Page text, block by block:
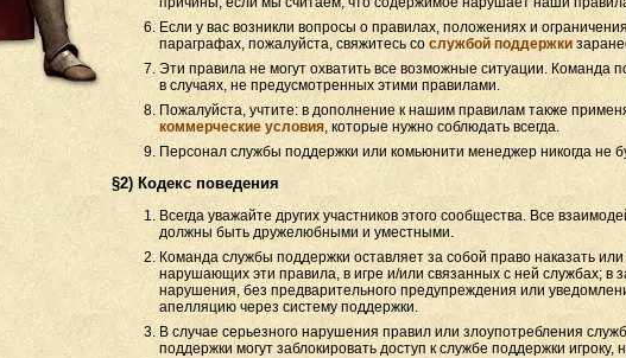
Если у вас возникли вопросы о правилах, положениях и
параграфах, пожалуйста, свяжитесь со службой поддержки
Эти правила не могут охватить все возможные ситуации.
в случаях, не предусмотренных этими правилами.
Пожалуйста, учтите: в дополнение к нашим правилам также
коммерческие условия, которые нужно соблюдать всегда.
Персонал службы поддержки или комьюнити менеджер никогда не
§2) Кодекс поведения
Всегда уважайте других участников этого сообщества. Все
должны быть дружелюбными и уместными.
Команда службы поддержки оставляет за собой право наказать или
нарушающих эти правила, в игре и/или связанных с ней службах; в
нарушения, без предварительного предупреждения или
апелляцию через систему поддержки.
В случае серьезного нарушения правил или злоупотребления
поддержки могут заблокировать доступ к службе поддержки